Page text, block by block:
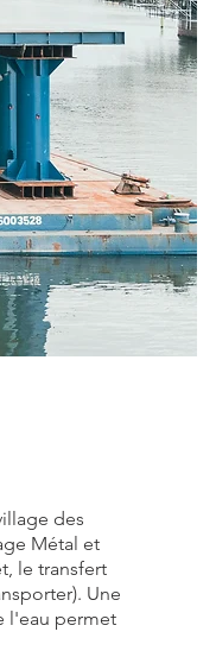
des
Métal et
le transfert
Une
l'eau permet